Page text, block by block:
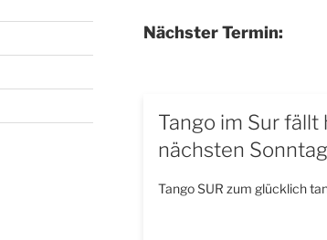
Nächster Termin:
Tango im Sur
nächsten Sonntag
Tango SUR zum glücklich